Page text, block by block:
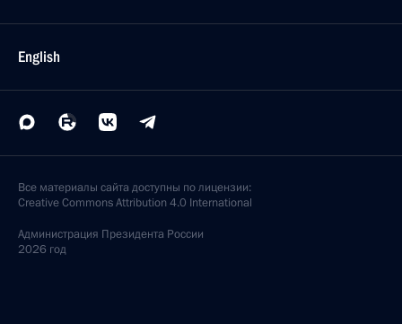
English
Все материалы сайта доступны по лицензии:
Creative Commons Attribution 4.0 International
Администрация Президента России
2026 год